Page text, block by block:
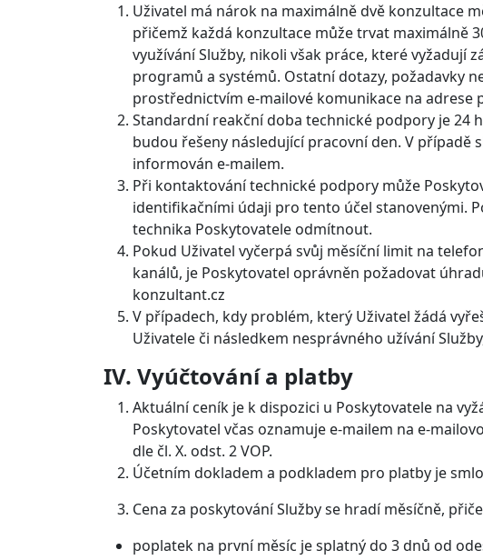
Uživatel má nárok na maximálně dvě konzultace
přičemž každá konzultace může trvat maximálně
využívání Služby, nikoli však práce, které
programů a systémů. Ostatní dotazy, požadavky
prostřednictvím e-mailové komunikace na adrese
Standardní reakční doba technické podpory je 24
budou řešeny následující pracovní den. V případě
informován e-mailem.
Při kontaktování technické podpory může
identifikačními údaji pro tento účel stanovenými.
technika Poskytovatele odmítnout.
Pokud Uživatel vyčerpá svůj měsíční limit na
kanálů, je Poskytovatel oprávněn požadovat
konzultant.cz
V případech, kdy problém, který Uživatel žádá
Uživatele či následkem nesprávného užívání
IV. Vyúčtování a platby
Aktuální ceník je k dispozici u Poskytovatele na
Poskytovatel včas oznamuje e-mailem na e-
dle čl. X. odst. 2 VOP.
Účetním dokladem a podkladem pro platby je
Cena za poskytování Služby se hradí měsíčně,
poplatek na první měsíc je splatný do 3 dnů od